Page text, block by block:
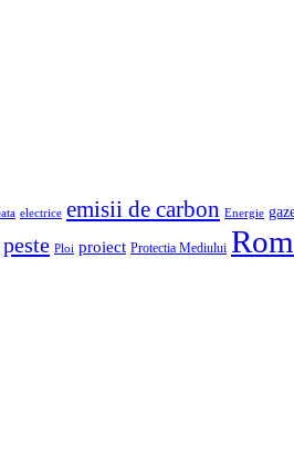
electrice emisii de carbon Energie
peste Ploi proiect Protectia Mediului